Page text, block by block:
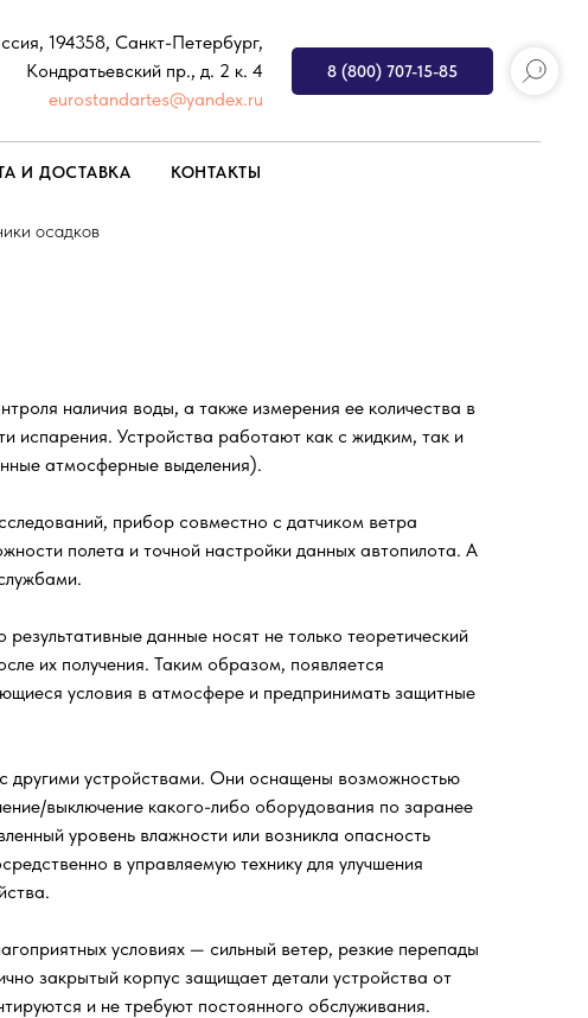
194358, Санкт-Петербург,
Кондратьевский пр., д. 2 к. 4
eurostandartes@yandex.ru
8 (800) 707-15-85
И ДОСТАВКА КОНТАКТЫ
осадков
наличия воды, а также измерения ее количества в
испарения. Устройства работают как с жидким, так и
атмосферные выделения).
прибор совместно с датчиком ветра
полета и точной настройки данных автопилота. А
данные носят не только теоретический
их получения. Таким образом, появляется
условия в атмосфере и предпринимать защитные
другими устройствами. Они оснащены возможностью
выключение какого-либо оборудования по заранее
уровень влажности или возникла опасность
в управляемую технику для улучшения
условиях — сильный ветер, резкие перепады
закрытый корпус защищает детали устройства от
и не требуют постоянного обслуживания.